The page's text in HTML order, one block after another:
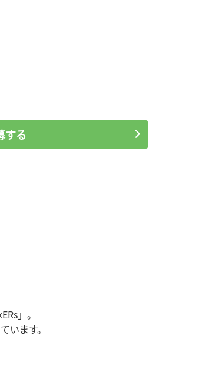
する
」。
います。